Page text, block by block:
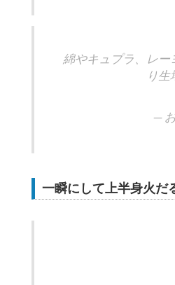
綿やキュプラ、レ
り
—
一瞬にして上半身火だ